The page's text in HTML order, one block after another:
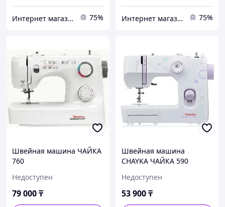
Интернет магазин "Техника" 75% Интернет магазин "Техника" 75%
Швейная машина ЧАЙКА
760
Недоступен
79 000₸
Швейная машина
CHAYKA ЧАЙКА 590
Недоступен
53 900₸